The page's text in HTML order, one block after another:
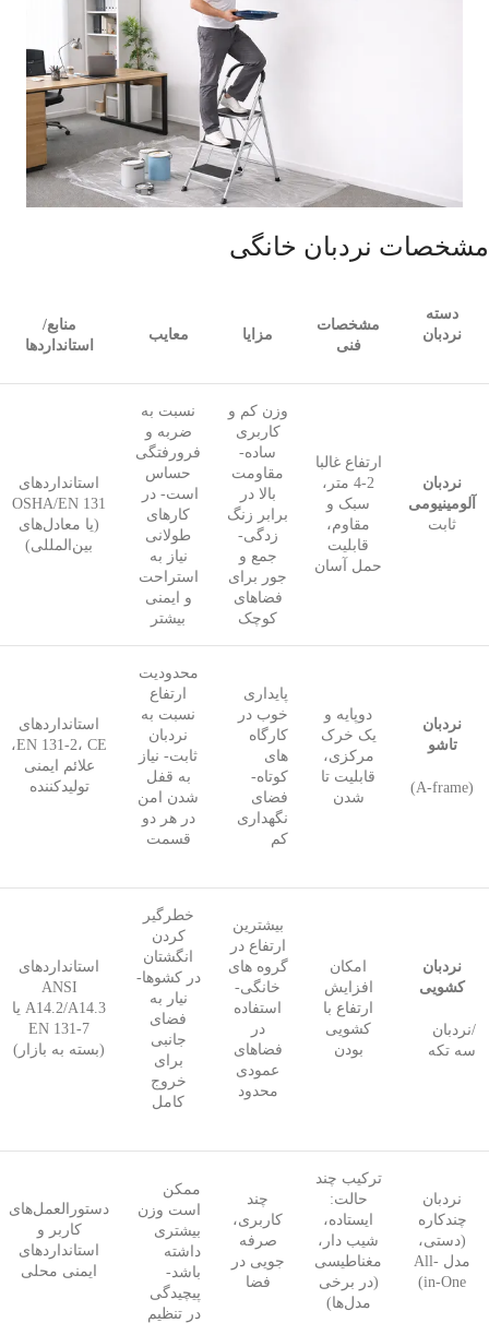
مشخصات نردبان خانگی
دسته
نردبان
مشخصات
فنی
مزایا معایب
منابع/
استانداردها
نردبان
آلومینیومی
ثابت
ارتفاع غالبا
2-4 متر،
سبک و
مقاوم،
قابلیت
حمل آسان
وزن کم و
کاربری
ساده-
مقاومت
بالا در
برابر زنگ
زدگی-
جمع و
جور برای
فضاهای
کوچک
نسبت به
ضربه و
فرورفتگی
حساس
است- در
کارهای
طولانی
نیاز به
استراحت
و ایمنی
بیشتر
استانداردهای
OSHA/EN 131
(یا معادل‌های
بین‌المللی)
نردبان
تاشو
(A-frame)
دوپایه و
یک خرک
مرکزی،
قابلیت تا
شدن
پایداری
خوب در
کارگاه
های
کوتاه-
فضای
نگهداری
کم
محدودیت
ارتفاع
نسبت به
نردبان
ثابت- نیاز
به قفل
شدن امن
در هر دو
قسمت
استانداردهای
EN 131-2، CE،
علائم ایمنی
تولیدکننده
نردبان
کشویی
/نردبان
سه تکه
امکان
افزایش
ارتفاع با
کشویی
بودن
بیشترین
ارتفاع در
گروه های
خانگی-
استفاده
در
فضاهای
عمودی
محدود
خطرگیر
کردن
انگشتان
در کشوها-
نیار به
فضای
جانبی
برای
خروج
کامل
استانداردهای
ANSI
A14.2/A14.3 یا
EN 131-7
(بسته به بازار)
نردبان
چندکاره
(دستی،
مدل All-
in-One)
ترکیب چند
حالت:
ایستاده،
شیب دار،
مغناطیسی
(در برخی
مدل‌ها)
چند
کاربری،
صرفه
جویی در
فضا
ممکن
است وزن
بیشتری
داشته
باشد-
پیچیدگی
در تنظیم
دستورالعمل‌های
کاربر و
استانداردهای
ایمنی محلی